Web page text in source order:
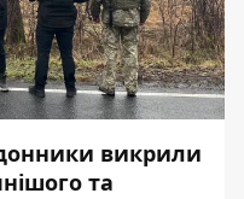
викрили
та